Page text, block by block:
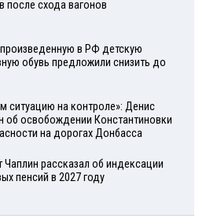
после схода вагонов
в РФ детскую
обувь предложили снизить до
ситуацию на контроле»: Денис
об освобождении Константиновки
на дорогах Донбасса
Чаплин рассказал об индексации
пенсий в 2027 году